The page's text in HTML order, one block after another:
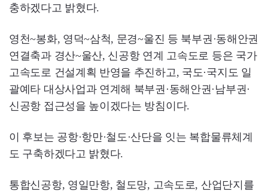
충하겠다고 밝혔다.
영천~봉화, 영덕~삼척, 문경~울진 등 북부권·동해안권
연결축과 경산~울산, 신공항 연계 고속도로 등은 국가
고속도로 건설계획 반영을 추진하고, 국도·국지도 일
괄예타 대상사업과 연계해 북부권·동해안권·남부권·
신공항 접근성을 높이겠다는 방침이다.
이 후보는 공항·항만·철도·산단을 잇는 복합물류체계
도 구축하겠다고 밝혔다.
통합신공항, 영일만항, 철도망, 고속도로, 산업단지를